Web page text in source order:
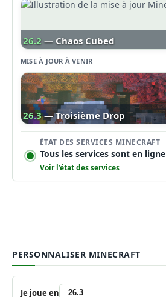
26.2 — Chaos Cubed
MISE À JOUR À VENIR
26.3 — Troisième Drop
ÉTAT DES SERVICES MINECRAFT
Tous les services sont en ligne
Voir l’état des services
PERSONNALISER MINECRAFT
Je joue en